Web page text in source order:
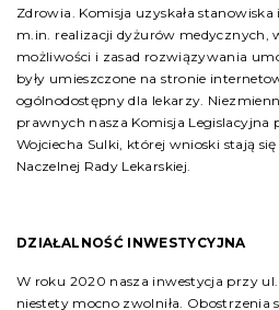
Zdrowia. Komisja uzyskała
m.in. realizacji dyżurów medycznych,
możliwości i zasad rozwiązywania
były umieszczone na stronie
ogólnodostępny dla lekarzy.
prawnych nasza Komisja Legislacyjna
Wojciecha Sulki, której wnioski stają
Naczelnej Rady Lekarskiej.
DZIAŁALNOŚĆ INWESTYCYJNA
W roku 2020 nasza inwestycja przy
niestety mocno zwolniła. Obostrzenia